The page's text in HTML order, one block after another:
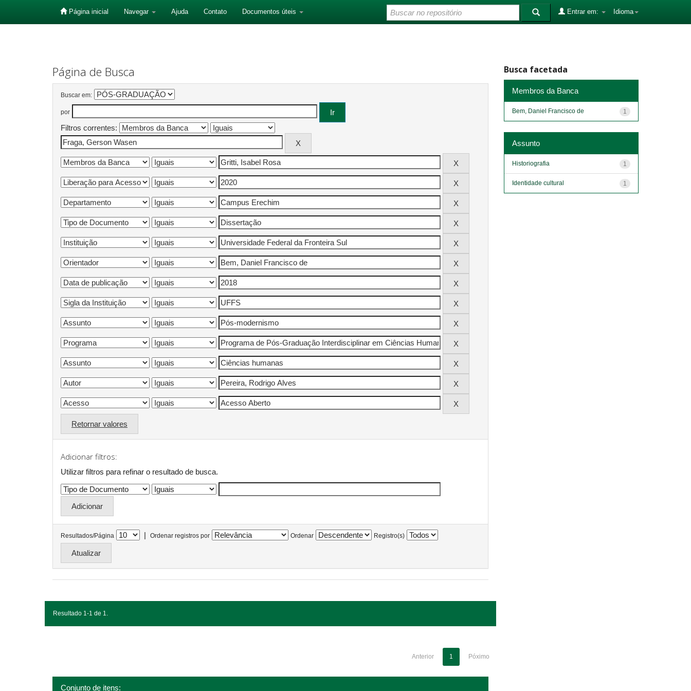
Página inicial Navegar Ajuda Contato Documentos úteis Idioma
Entrar em:
Página de Busca
Buscar em:
por
Filtros correntes:
Retornar valores
Adicionar filtros:
Utilizar filtros para refinar o resultado de busca.
Resultados/Página | Ordenar registros por Ordenar Registro(s)
Resultado 1-1 de 1.
Anterior 1 Póximo
Conjunto de itens:
Busca facetada
Membros da Banca
1
Bem, Daniel Francisco de
Assunto
1
Historiografia
1
Identidade cultural